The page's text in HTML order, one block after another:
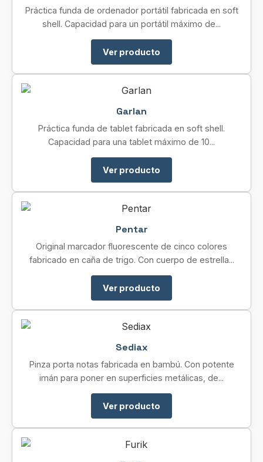
Práctica funda de ordenador portátil fabricada en soft
shell. Capacidad para un portátil máximo de...
Ver producto
Garlan
Práctica funda de tablet fabricada en soft shell.
Capacidad para una tablet máximo de 10...
Ver producto
Pentar
Original marcador fluorescente de cinco colores
fabricado en caña de trigo. Con cuerpo de estrella...
Ver producto
Sediax
Pinza porta notas fabricada en bambú. Con potente
imán para poner en superficies metálicas, de...
Ver producto